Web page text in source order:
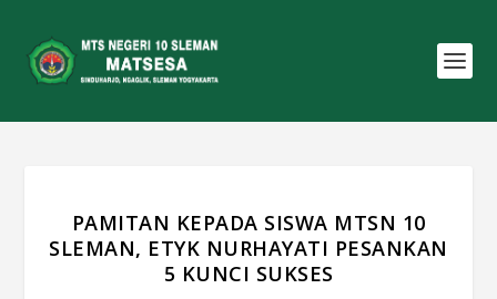
PAMITAN KEPADA SISWA MTSN 10
SLEMAN, ETYK NURHAYATI PESANKAN
5 KUNCI SUKSES